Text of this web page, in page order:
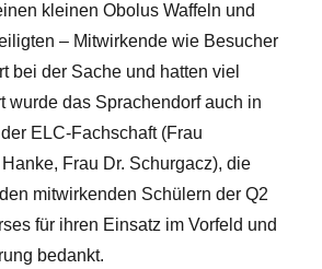
kleinen Obolus Waffeln und
– Mitwirkende wie Besucher
bei der Sache und hatten viel
wurde das Sprachendorf auch in
ELC-Fachschaft (Frau
Frau Dr. Schurgacz), die
mitwirkenden Schülern der Q2
für ihren Einsatz im Vorfeld und
bedankt.